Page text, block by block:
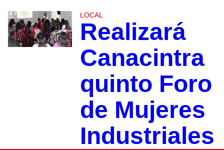
LOCAL
Realizará
Canacintra
quinto Foro
de Mujeres
Industriales